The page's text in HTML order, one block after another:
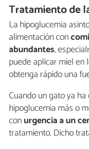
Tratamiento de
La hipoglucemia
alimentación con
abundantes,
puede aplicar miel
obtenga rápido una
Cuando un gato ya
hipoglucemia más o
conurgencia a un
tratamiento. Dicho